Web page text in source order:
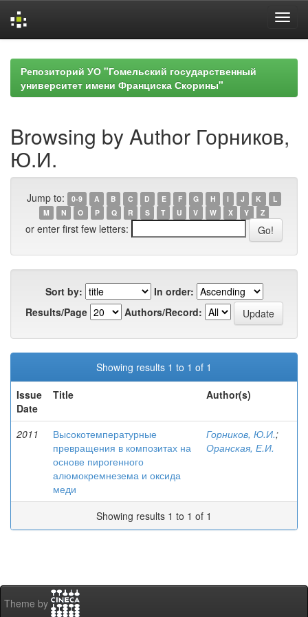
navigationРепозиторий УО "Гомельский государственный
университет имени Франциска Скорины"
Browsing by Author Горников,
Ю.И.
Jump to: 0-9 A B C D E F G H I J K
L
M
N O P Q R S T U V W X Y Z
or enter first few letters:
Sort by:
In order:
Results/Page
Authors/Record:
Showing results 1 to 1 of 1
Issue
Date
Title Author(s)
2011
Высокотемпературные
превращения в композитах на
основе пирогенного
алюмокремнезема и оксида
меди
Горников, Ю.И.;
Оранская, Е.И.
Showing results 1 to 1 of 1
Theme by